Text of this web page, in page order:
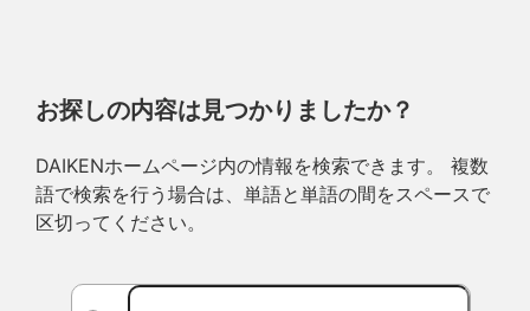
お探しの内容は見つかりましたか？
DAIKENホームページ内の情報を検索できます。 複数
語で検索を行う場合は、単語と単語の間をスペースで
区切ってください。